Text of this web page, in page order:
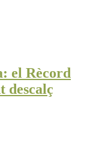
el Rècord
descalç